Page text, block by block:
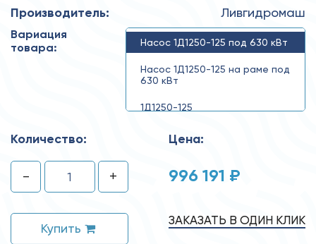
Производитель: Ливгидромаш
Вариация
товара:
Насос 1Д1250-125 под 630 кВт
Насос 1Д1250-125 на раме под
630 кВт
1Д1250-125
Количество:
- +
Купить
Цена:
996 191 ₽
ЗАКАЗАТЬ В ОДИН КЛИК